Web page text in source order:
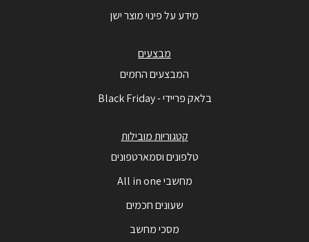
מידע על פינוי מוצר ישן
מבצעים
המבצעים החמים
בלאק פריידי - Black Friday
קטגוריות מובילות
טלפונים וסמארטפונים
מחשבי All in one
שעונים חכמים
מסכי מחשב